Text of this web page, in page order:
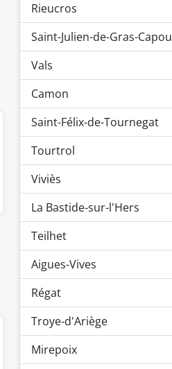
Rieucros
Saint-Julien-de-Gras-Capou
Vals
Camon
Saint-Félix-de-Tournegat
Tourtrol
Viviès
La Bastide-sur-l'Hers
Teilhet
Aigues-Vives
Régat
Troye-d'Ariège
Mirepoix